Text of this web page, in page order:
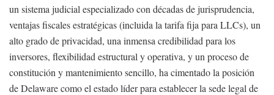
un sistema judicial especializado con décadas de jurisprudencia,
ventajas fiscales estratégicas (incluida la tarifa fija para LLCs), un
alto grado de privacidad, una inmensa credibilidad para los
inversores, flexibilidad estructural y operativa, y un proceso de
constitución y mantenimiento sencillo, ha cimentado la posición
de Delaware como el estado líder para establecer la sede legal de